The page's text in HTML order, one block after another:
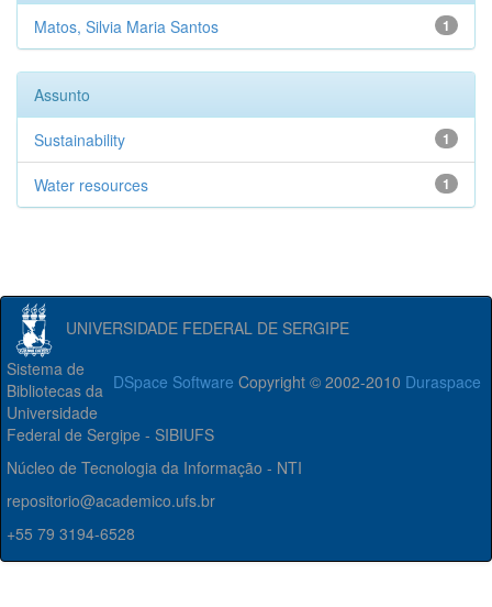
1
Matos, Silvia Maria Santos
Assunto
1
Sustainability
1
Water resources
UNIVERSIDADE FEDERAL DE SERGIPE
DSpace Software Copyright © 2002-2010 Duraspace
Sistema de
Bibliotecas da
Universidade
Federal de Sergipe - SIBIUFS
Núcleo de Tecnologia da Informação - NTI
repositorio@academico.ufs.br
+55 79 3194-6528